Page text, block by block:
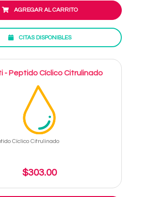
AGREGAR AL CARRITO
CITAS DISPONIBLES
- Peptido Cíclico Citrulinado
Cíclico Citrulinado
$303.00